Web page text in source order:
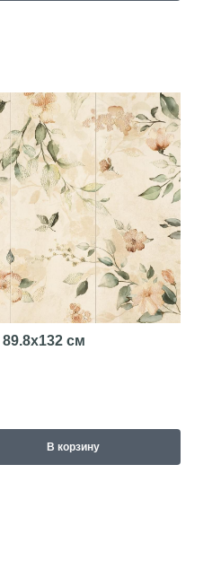
89.8x132 см
В корзину